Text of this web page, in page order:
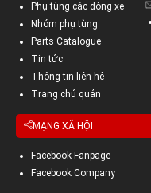
Phụ tùng các dòng xe
Nhóm phụ tùng
Parts Catalogue
Tin tức
Thông tin liên hệ
Trang chủ quản
MẠNG XÃ HỘI
Facebook Fanpage
Facebook Company